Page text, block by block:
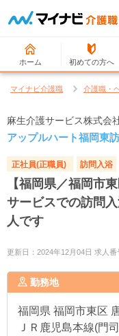
ホーム 初めての方へ
マイナビ介護職 介護職・
麻生介護サービス株式会
アップルハート福岡東
正社員(正職員) 訪問入浴
【福岡県／福岡市
サービスでの訪問
人です
更新日：2024年12月04日 求人番
勤務地
福岡県 福岡市東区
ＪＲ鹿児島本線(門